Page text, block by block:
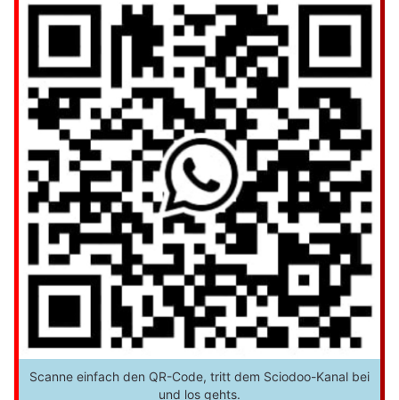
Scanne einfach den QR-Code, tritt dem Sciodoo-Kanal bei
und los gehts.